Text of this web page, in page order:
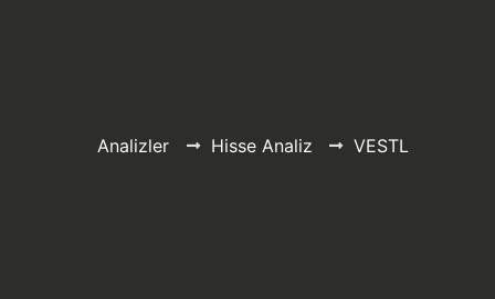
Analizler Hisse Analiz VESTL